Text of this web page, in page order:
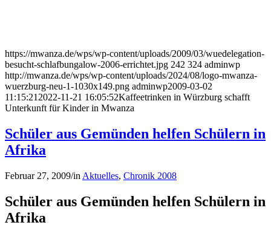
https://mwanza.de/wps/wp-content/uploads/2009/03/wuedelegation-
besucht-schlafbungalow-2006-errichtet.jpg 242 324 adminwp
http://mwanza.de/wps/wp-content/uploads/2024/08/logo-mwanza-
wuerzburg-neu-1-1030x149.png adminwp2009-03-02
11:15:21 2022-11-21 16:05:52Kaffeetrinken in Würzburg schafft
Unterkunft für Kinder in Mwanza
Schüler aus Gemünden helfen Schülern in
Afrika
Februar 27, 2009/in Aktuelles, Chronik 2008
Schüler aus Gemünden helfen Schülern in
Afrika